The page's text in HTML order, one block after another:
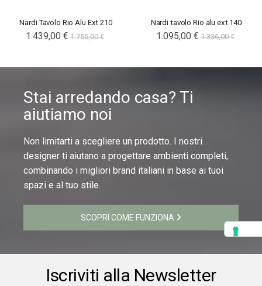
Nardi Tavolo Rio Alu Ext 210
1.439,00 € 1.755,00 €
Nardi tavolo Rio alu ext 140
1.095,00 € 1.336,00 €
Stai arredando casa? Ti
aiutiamo noi
Non limitarti a scegliere un prodotto. I nostri
designer ti aiutano a progettare ambienti completi,
combinando i migliori brand italiani in base ai tuoi
spazi e al tuo stile.
SCOPRI COME FUNZIONA
Iscriviti alla Newsletter